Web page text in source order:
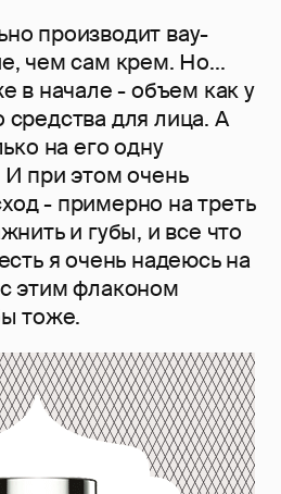
производит вау-
чем сам крем. Но...
в начале - объем как у
средства для лица. А
на его одну
И при этом очень
- примерно на треть
и губы, и все что
я очень надеюсь на
этим флаконом
тоже.